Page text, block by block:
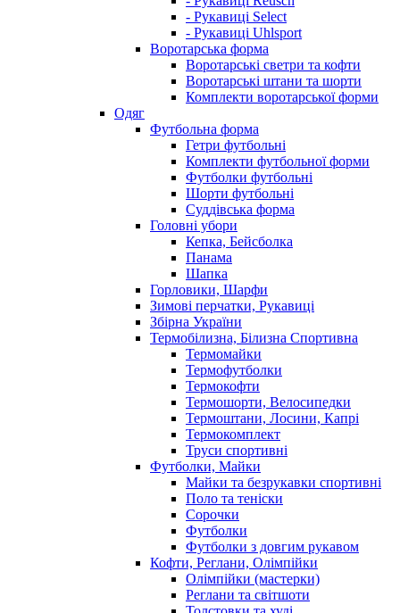
- Рукавиці Select
- Рукавиці Uhlsport
Воротарська форма
Воротарські светри та кофти
Воротарські штани та шорти
Комплекти воротарської форми
Одяг
Футбольна форма
Гетри футбольні
Комплекти футбольної форми
Футболки футбольні
Шорти футбольні
Суддівська форма
Головні убори
Кепка, Бейсболка
Панама
Шапка
Горловики, Шарфи
Зимові перчатки, Рукавиці
Збірна України
Термобілизна, Білизна Спортивна
Термомайки
Термофутболки
Термокофти
Термошорти, Велосипедки
Термоштани, Лосини, Капрі
Термокомплект
Труси спортивні
Футболки, Майки
Майки та безрукавки спортивні
Поло та теніски
Сорочки
Футболки
Футболки з довгим рукавом
Кофти, Реглани, Олімпійки
Олімпійки (мастерки)
Реглани та світшоти